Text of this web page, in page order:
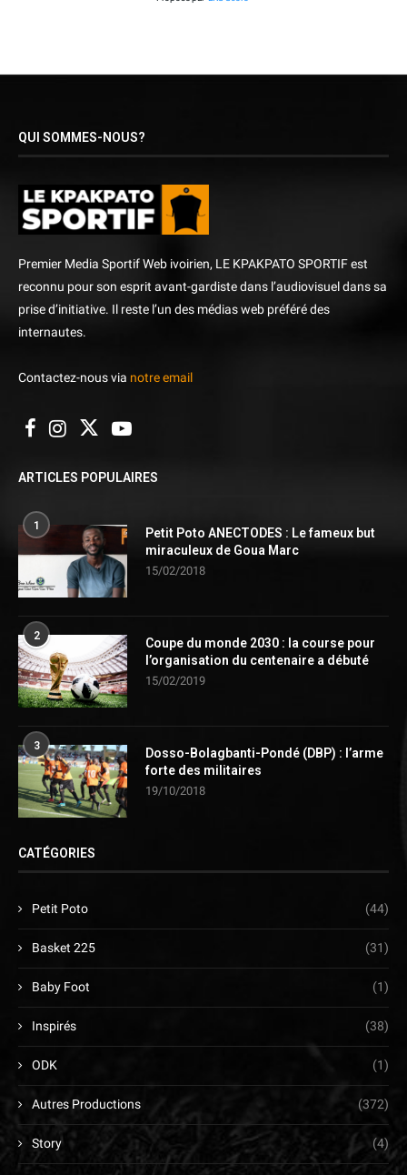
QUI SOMMES-NOUS?
Premier Media Sportif Web ivoirien, LE KPAKPATO SPORTIF est
reconnu pour son esprit avant-gardiste dans l’audiovisuel dans sa
prise d’initiative. Il reste l’un des médias web préféré des
internautes.
Contactez-nous via notre email
ARTICLES POPULAIRES
1
Petit Poto ANECTODES : Le fameux but
miraculeux de Goua Marc
15/02/2018
2
Coupe du monde 2030 : la course pour
l’organisation du centenaire a débuté
15/02/2019
3
Dosso-Bolagbanti-Pondé (DBP) : l’arme
forte des militaires
19/10/2018
CATÉGORIES
Petit Poto (44)
Basket 225 (31)
Baby Foot (1)
Inspirés (38)
ODK (1)
Autres Productions (372)
Story (4)